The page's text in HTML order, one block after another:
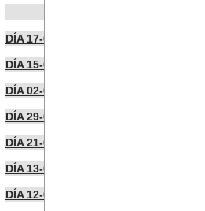
DÍA 17-06-2026
DÍA 15-06-2026
DÍA 02-06-2026
DÍA 29-05-2026
DÍA 21-05-2026
DÍA 13-05-2026
DÍA 12-05-2026